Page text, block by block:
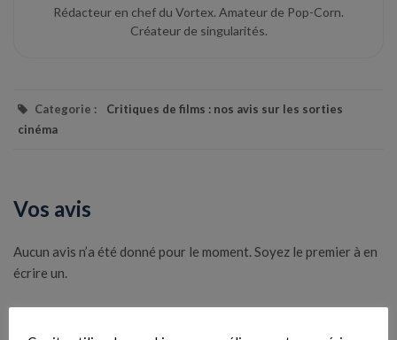
Rédacteur en chef du Vortex. Amateur de Pop-Corn.
Créateur de singularités.
Categorie :
Critiques de films : nos avis sur les sorties
cinéma
Vos avis
Aucun avis n’a été donné pour le moment. Soyez le premier à en
écrire un.